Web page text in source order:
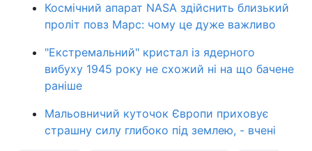
Космічний апарат NASA здійснить близький
проліт повз Марс: чому це дуже важливо
"Екстремальний" кристал із ядерного
вибуху 1945 року не схожий ні на що бачене
раніше
Мальовничий куточок Європи приховує
страшну силу глибоко під землею, - вчені